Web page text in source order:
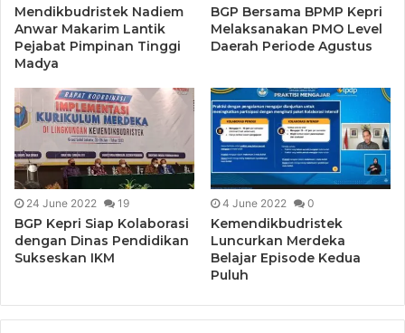
Mendikbudristek Nadiem
Anwar Makarim Lantik
Pejabat Pimpinan Tinggi
Madya
BGP Bersama BPMP Kepri
Melaksanakan PMO Level
Daerah Periode Agustus
24 June 2022 19
BGP Kepri Siap Kolaborasi
dengan Dinas Pendidikan
Sukseskan IKM
4 June 2022 0
Kemendikbudristek
Luncurkan Merdeka
Belajar Episode Kedua
Puluh